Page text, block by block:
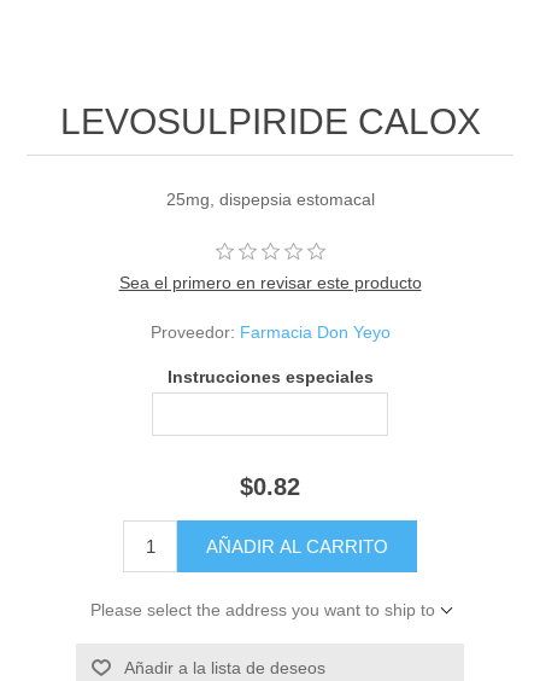
LEVOSULPIRIDE CALOX
25mg, dispepsia estomacal
Sea el primero en revisar este producto
Proveedor: Farmacia Don Yeyo
Instrucciones especiales
$0.82
Please select the address you want to ship to